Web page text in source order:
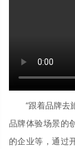
“跟着品牌去旅
品牌体验场景的
的企业等，通过